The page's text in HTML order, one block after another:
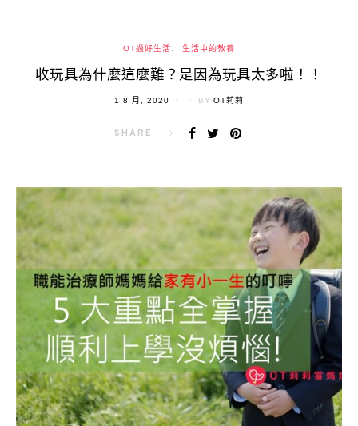
OT過好生活 生活中的教養
收玩具為什麼這麼難？是因為玩具太多啦！！
POSTED
1 8 月, 2020 BY OT莉莉
SHARE